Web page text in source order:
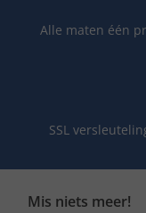
Alle maten één
SSL
Mis niets meer!